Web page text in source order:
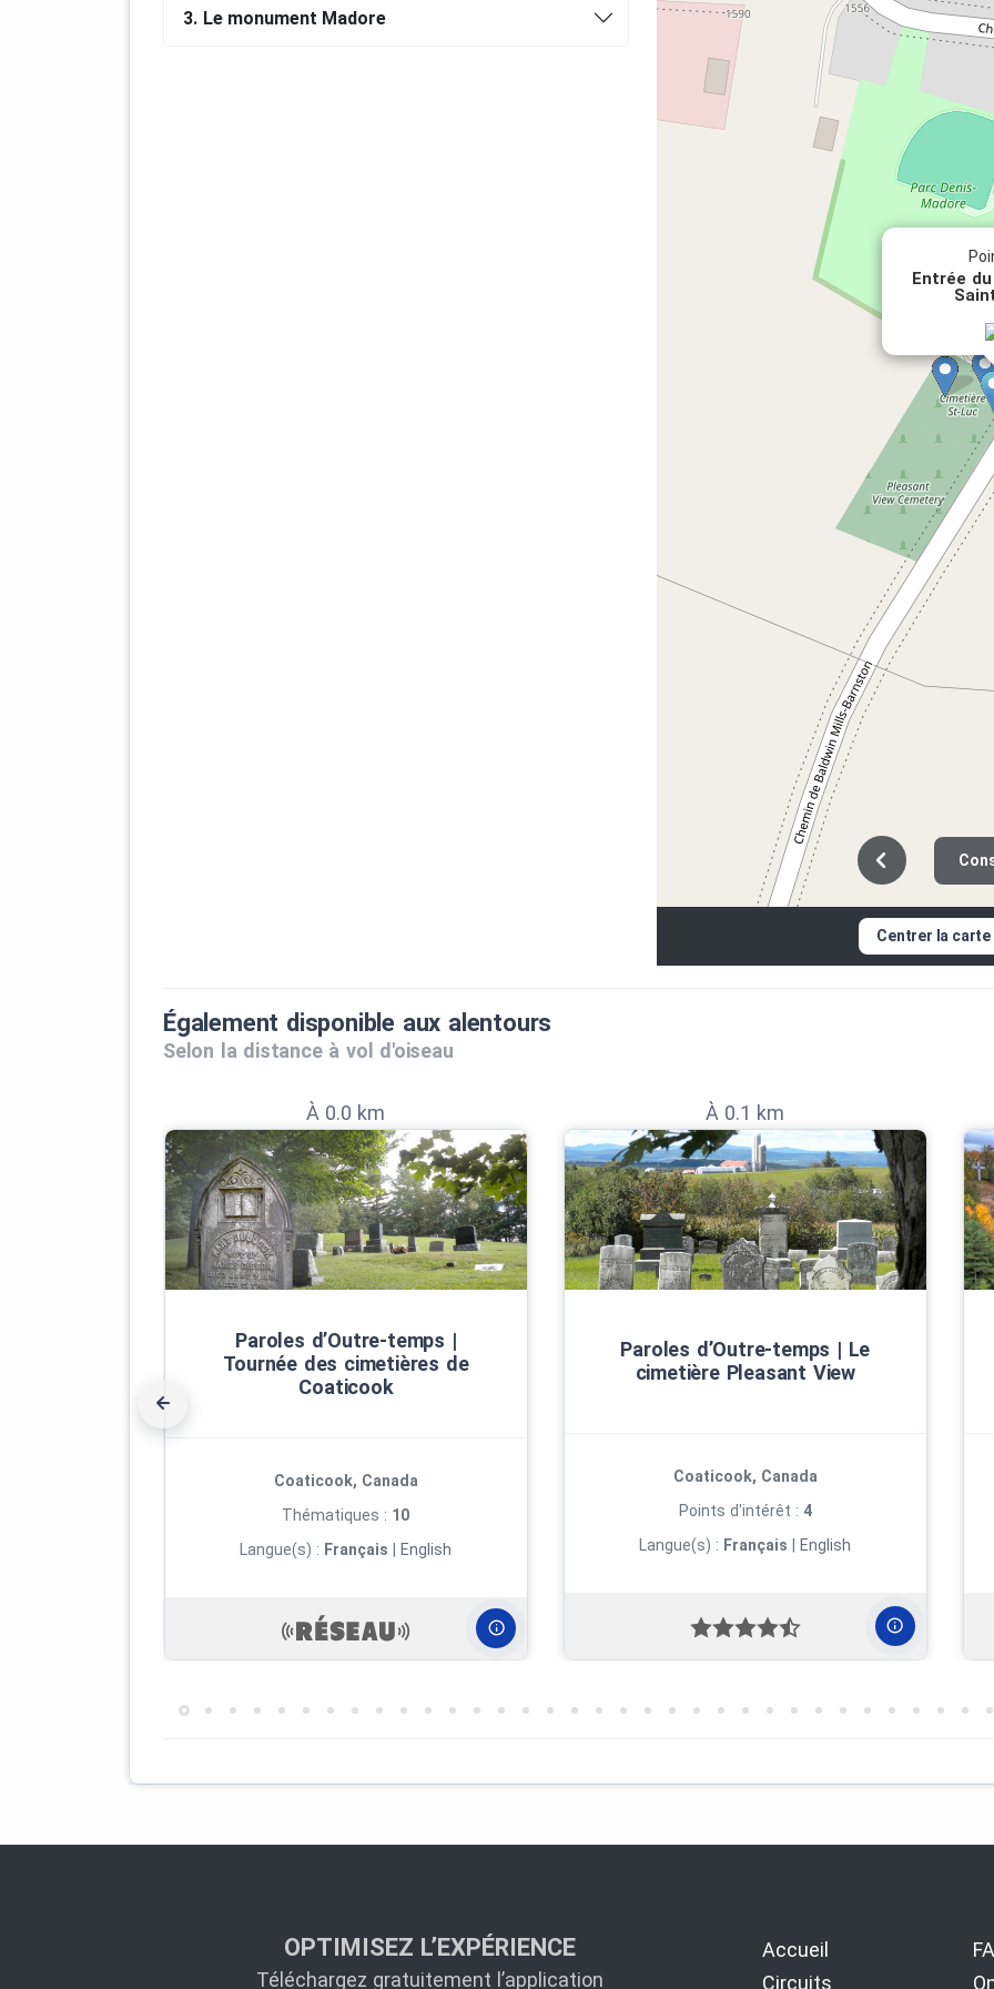
3. Le monument Madore
Entrée
Centrer la carte
Également disponible aux alentours
Selon la distance à vol d'oiseau
À 0.0 km
Paroles d’Outre‑temps |
Tournée des cimetières de
Coaticook
Coaticook, Canada
Thématiques : 10
Langue(s) : Français English
À 0.1 km
Paroles d’Outre‑temps | Le
cimetière Pleasant View
Coaticook, Canada
Points d'intérêt : 4
Langue(s) : Français English
OPTIMISEZ L’EXPÉRIENCE
Téléchargez gratuitement l’application
Accueil
Circuits